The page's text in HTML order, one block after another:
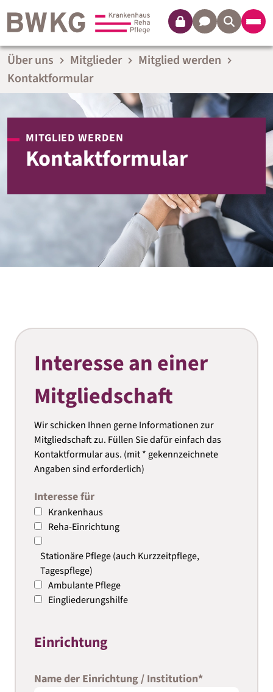
LoginKontakt
Über uns Mitglieder
Mitglied werden
Kontaktformular
MITGLIED WERDEN
Kontaktformular
Interesse an einer
Mitgliedschaft
Wir schicken Ihnen gerne Informationen zur
Mitgliedschaft zu. Füllen Sie dafür einfach das
Kontaktformular aus. (mit * gekennzeichnete
Angaben sind erforderlich)
Interesse für
Krankenhaus
Reha-Einrichtung
Stationäre Pflege (auch Kurzzeitpflege,
Tagespflege)
Ambulante Pflege
Eingliederungshilfe
Einrichtung
Name der Einrichtung / Institution*